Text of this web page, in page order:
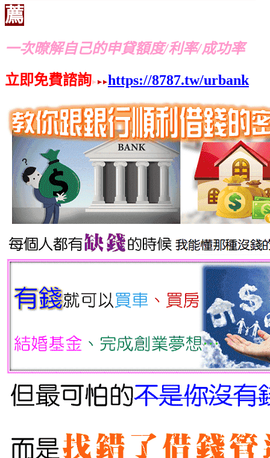
薦
一次暸解自己的申貸額度/利率/成功率
立即免費諮詢
https://8787.tw/urbank